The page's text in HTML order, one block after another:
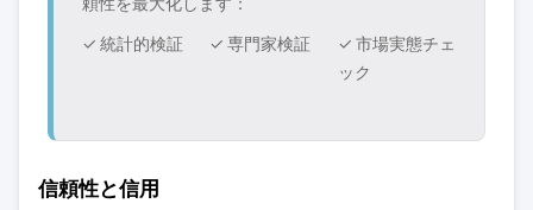
✓ 統計的検証
✓ 専門家検証
✓ 市場実態チェ
ック
信頼性と信用